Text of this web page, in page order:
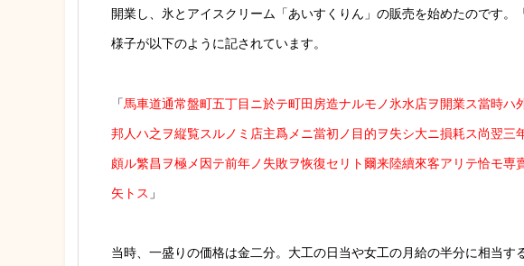
開業し、氷とアイスクリーム「あいすくりん」の販売を始めたのです
様子が以下のように記されています。
「馬車道通常盤町五丁目ニ於テ町田房造ナルモノ氷水店ヲ開業ス當時
邦人ハ之ヲ縦覧スルノミ店主爲メニ當初ノ目的ヲ失シ大ニ損耗ス尚翌三
頗ル繁昌ヲ極メ因テ前年ノ失敗ヲ恢復セリト爾来陸續來客アリテ恰モ
矢トス 」
当時、一盛りの価格は金二分。大工の日当や女工の月給の半分に相当